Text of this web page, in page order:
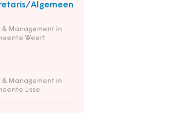
Algemeen
& Management in
Weert
& Management in
Lisse